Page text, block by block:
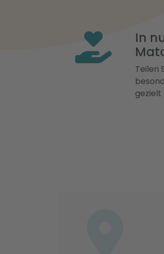
In
Teilen
gezielt